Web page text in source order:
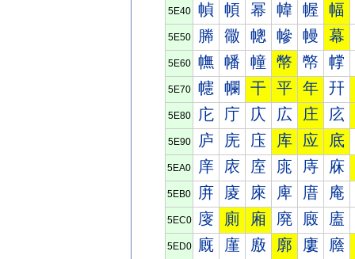
5E40 幀 幁 幂 幃 幄 幅
5E50 幐 幑 幒 幓 幔 幕
5E60 幠 幡 幢 幣 幤 幥
5E70 幰 幱 干 平 年 幵
5E80 庀 庁 庂 広 庄 庅
5E90 庐 庑 庒 库 应 底
5EA0 庠 庡 庢 庣 庤 庥
5EB0 庰 庱 庲 庳 庴 庵
5EC0 廀 廁 廂 廃 廄 廅
5ED0 廐 廑 廒 廓 廔 廕